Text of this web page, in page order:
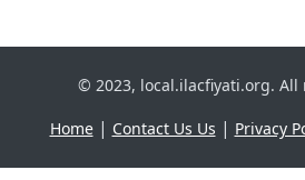
© 2023, local.ilacfiyati.org. All
Home| Contact Us Us | Privacy